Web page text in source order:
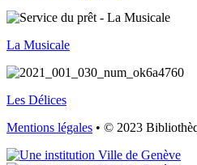
La Musicale
Les Délices
Mentions légales • © 2023